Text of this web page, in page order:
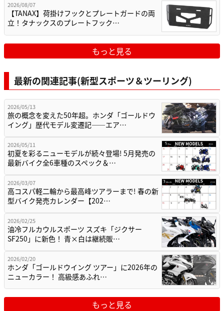
2026/08/07
【TANAX】荷掛けフックとプレートガードの両
立！タナックスのプレートフック…
もっと見る
最新の関連記事(新型スポーツ＆ツーリング)
2026/05/13
旅の概念を変えた50年超。ホンダ「ゴールドウ
イング」歴代モデル変遷記——エア…
2026/05/11
初夏を彩るニューモデルが続々登場! 5月発売の
最新バイク全6車種のスペック＆…
2026/03/07
高コスパ軽二輪から最高峰ツアラーまで! 春の新
型バイク発売カレンダー【202…
2026/02/25
油冷フルカウルスポーツ スズキ「ジクサー
SF250」に新色！ 青×白は継続販…
2026/02/20
ホンダ「ゴールドウイング ツアー」に2026年の
ニューカラー！ 高級感あふれ…
もっと見る